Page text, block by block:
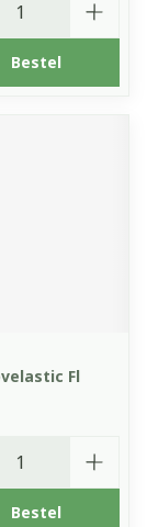
Bestel
Fl
Bestel